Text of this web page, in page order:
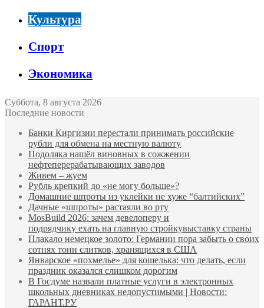
Культура
Спорт
Экономика
Суббота, 8 августа 2026
Последние новости
Банки Киргизии перестали принимать российские
рубли для обмена на местную валюту
Подоляка нашёл виновных в сожжении
нефтеперерабатывающих заводов
Живем – жуем
Рубль крепкий до «не могу больше»?
Домашние шпроты из уклейки не хуже “балтийских”
Дачные «шпроты» растаяли во рту
MosBuild 2026: зачем девелоперу и
подрядчиĸу ехать на главную стройĸувыставĸу страны
Плакало немецкое золото: Германии пора забыть о своих
сотнях тонн слитков, хранящихся в США
Январское «похмелье» для кошелька: что делать, если
праздник оказался слишком дорогим
В Госдуме назвали платные услуги в электронных
школьных дневниках недопустимыми | Новости:
ГАРАНТ.РУ